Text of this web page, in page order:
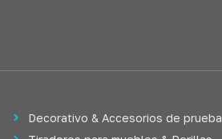
Decorativo & Accesorios de prueba